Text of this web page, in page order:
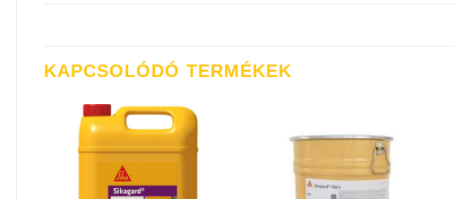
KAPCSOLÓDÓ TERMÉKEK